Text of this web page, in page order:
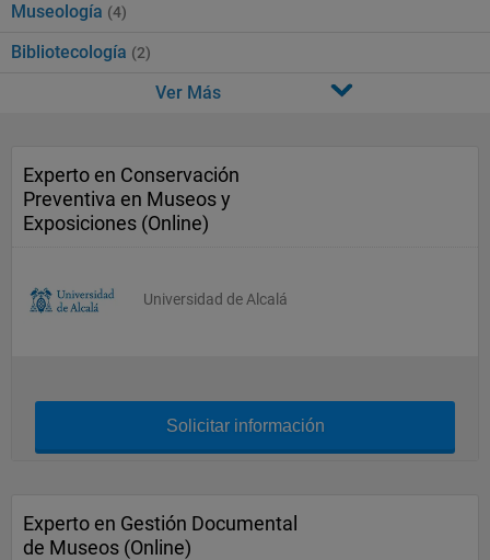
Museología (4)
Bibliotecología (2)
Ver Más
Experto en Conservación
Preventiva en Museos y
Exposiciones (Online)
Universidad de Alcalá
Solicitar información
Experto en Gestión Documental
de Museos (Online)